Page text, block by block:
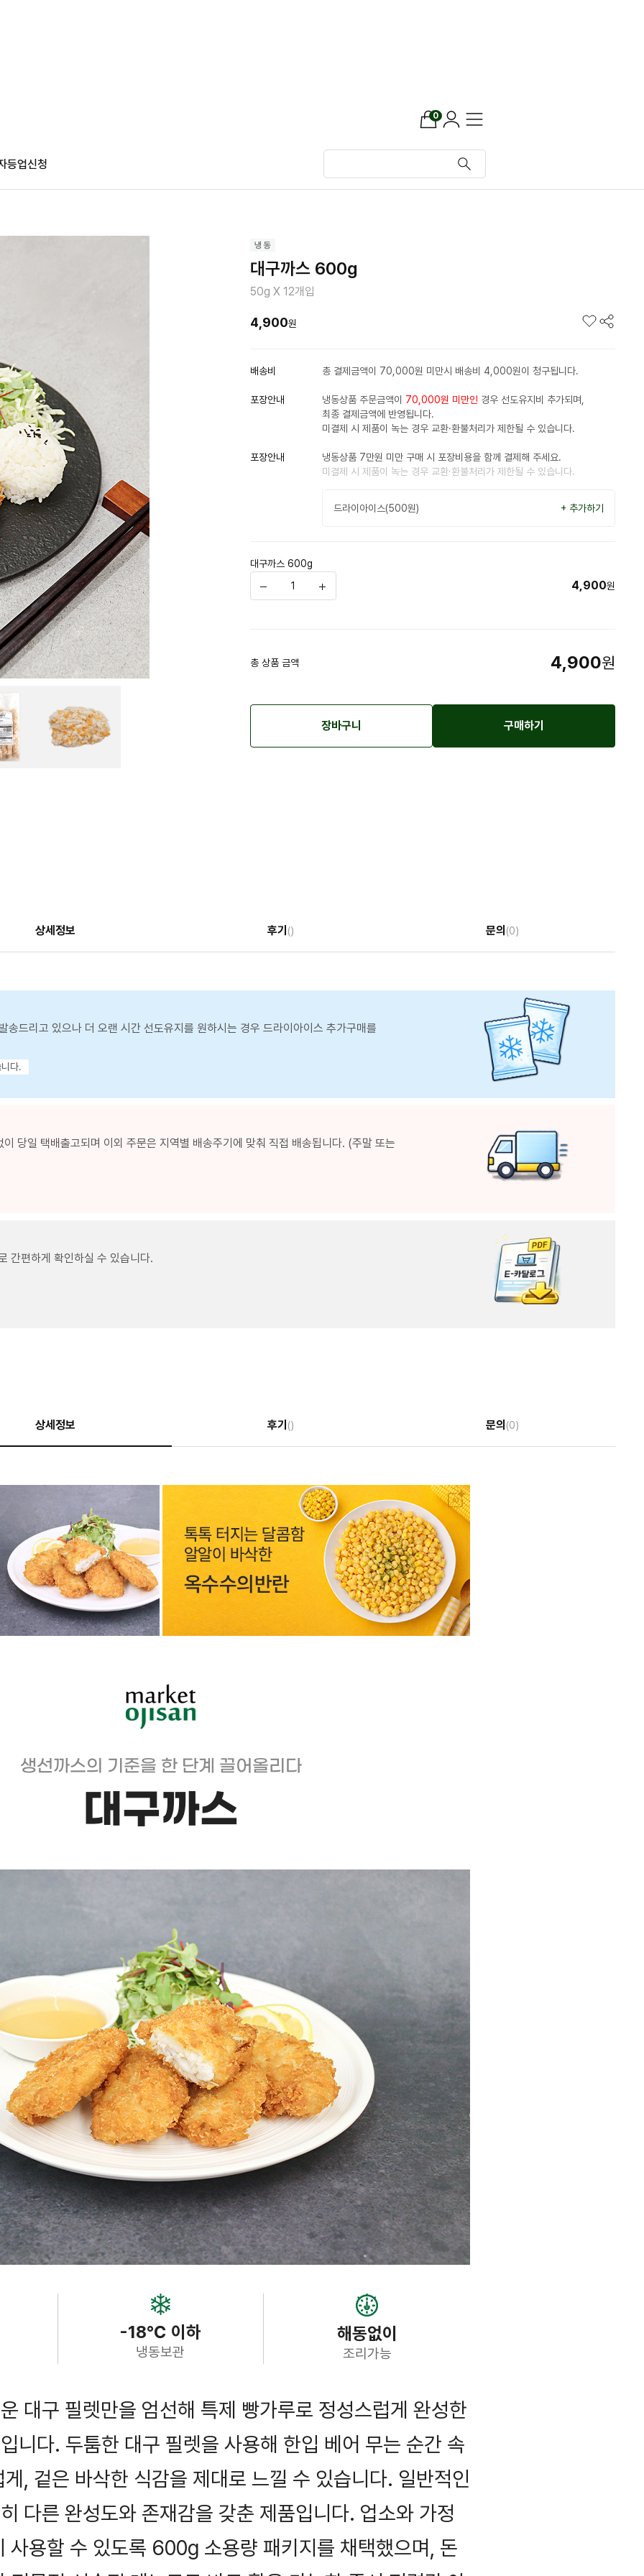
0
등업신청
대구까스 600g
50g X 12개입
4,900원
배송비 총 결제금액이 70,000원 미만시 배송비 4,000원이 청구됩니다.
포장안내 냉동상품 주문금액이 70,000원 미만인 경우 선도유지비 추가되며,
최종 결제금액에 반영됩니다.
미결제 시 제품이 녹는 경우 교환·환불처리가 제한될 수 있습니다.
포장안내
냉동상품 7만원 미만 구매 시 포장비용을 함께 결제해 주세요.
미결제 시 제품이 녹는 경우 교환·환불처리가 제한될 수 있습니다.
드라이아이스(500원) + 추가하기
대구까스 600g
4,900원
총 상품 금액 4,900원
장바구니 구매하기
상세정보 후기 () 문의 (0)
드리고 있으나 더 오랜 시간 선도유지를 원하시는 경우 드라이아이스 추가구매를
다.
당일 택배출고되며 이외 주문은 지역별 배송주기에 맞춰 직접 배송됩니다. (주말 또는
간편하게 확인하실 수 있습니다.
상세정보 후기 () 문의 (0)
생선까스의 기준을 한 단계 끌어올리다
대구까스
-18℃ 이하
냉동보관
해동없이
조리가능
대구 필렛만을 엄선해 특제 빵가루로 정성스럽게 완성한
니다. 두툼한 대구 필렛을 사용해 한입 베어 무는 순간 속
, 겉은 바삭한 식감을 제대로 느낄 수 있습니다. 일반적인
다른 완성도와 존재감을 갖춘 제품입니다. 업소와 가정
사용할 수 있도록 600g 소용량 패키지를 채택했으며, 돈